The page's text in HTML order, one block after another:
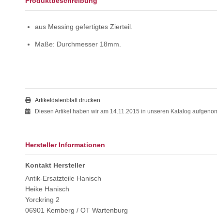
aus Messing gefertigtes Zierteil.
Maße: Durchmesser 18mm.
Artikeldatenblatt drucken
Diesen Artikel haben wir am 14.11.2015 in unseren Katalog
Hersteller Informationen
Kontakt Hersteller
Antik-Ersatzteile Hanisch
Heike Hanisch
Yorckring 2
06901 Kemberg / OT Wartenburg